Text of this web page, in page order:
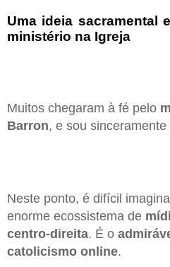
Uma ideia sacramental
ministério na Igreja
Muitos chegaram à fé pelo
Barron, e sou
Neste ponto, é difícil
enorme ecossistema de
centro-direita. É o
catolicismo online.